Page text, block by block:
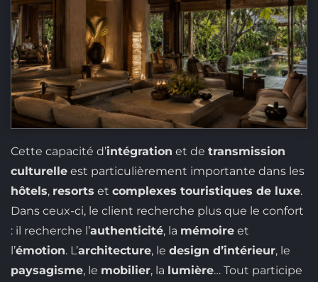
Cette capacité d’intégration et de transmission
culturelleest particulièrement importante dans les
hôtels, resorts et complexes touristiques de luxe.
Dans ceux-ci, le client recherche plus que le confort
: il recherche l’authenticité, la mémoireet
l’émotion. L’architecture, le design d’intérieur, le
paysagisme, le mobilier, la lumière… Tout participe